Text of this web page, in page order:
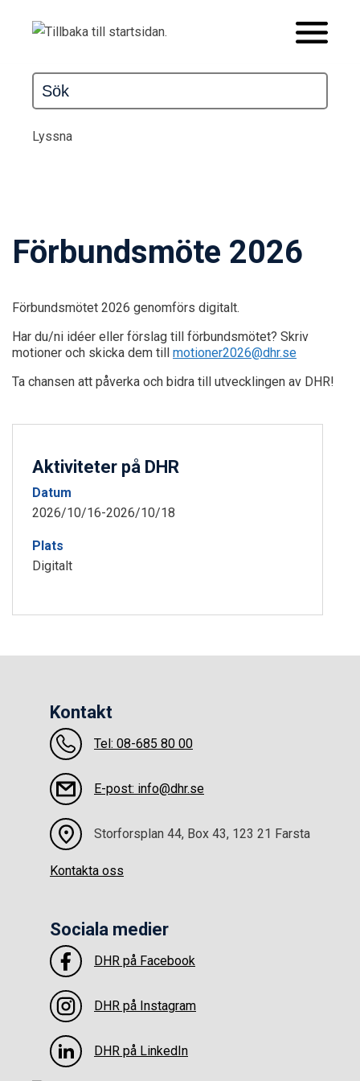
Lyssna
Förbundsmöte 2026
Förbundsmötet 2026 genomförs digitalt.
Har du/ni idéer eller förslag till förbundsmötet? Skriv
motioner och skicka dem till motioner2026@dhr.se
Ta chansen att påverka och bidra till utvecklingen av DHR!
Aktiviteter på DHR
Datum
2026/10/16-2026/10/18
Plats
Digitalt
Kontakt
Tel: 08-685 80 00
E-post: info@dhr.se
Storforsplan 44, Box 43, 123 21 Farsta
Kontakta oss
Sociala medier
DHR på Facebook
DHR på Instagram
DHR på LinkedIn